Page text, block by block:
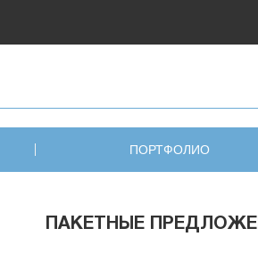
ПОРТФОЛИО
ПАКЕТНЫЕ